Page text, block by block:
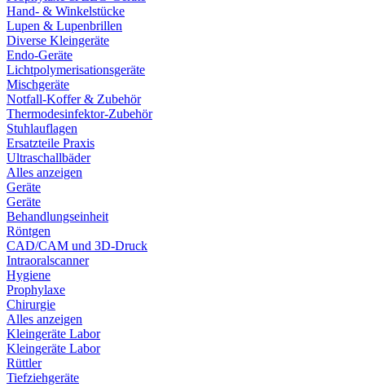
Hand- & Winkelstücke
Lupen & Lupenbrillen
Diverse Kleingeräte
Endo-Geräte
Lichtpolymerisationsgeräte
Mischgeräte
Notfall-Koffer & Zubehör
Thermodesinfektor-Zubehör
Stuhlauflagen
Ersatzteile Praxis
Ultraschallbäder
Alles anzeigen
Geräte
Geräte
Behandlungseinheit
Röntgen
CAD/CAM und 3D-Druck
Intraoralscanner
Hygiene
Prophylaxe
Chirurgie
Alles anzeigen
Kleingeräte Labor
Kleingeräte Labor
Rüttler
Tiefziehgeräte